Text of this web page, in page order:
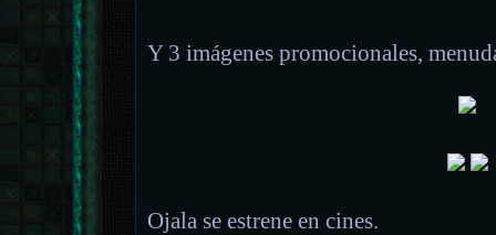
Y 3 imágenes promocionales,
Ojala se estrene en cines.